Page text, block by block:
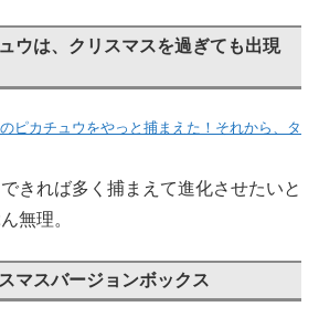
ウは、クリスマスを過ぎても出現
ピカチュウをやっと捕まえた！それから、タ
きれば多く捕まえて進化させたいと
無理。
マスバージョンボックス